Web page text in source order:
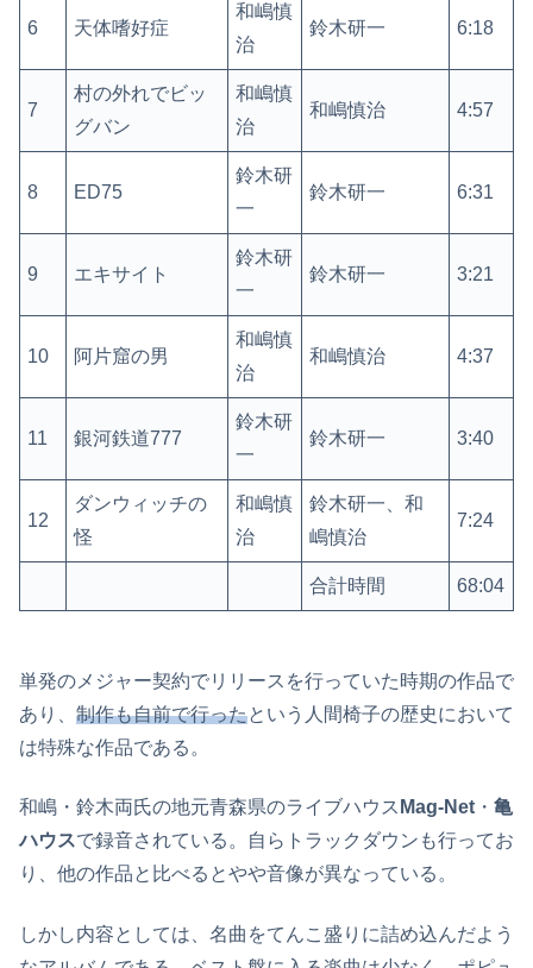
6 天体嗜好症
和嶋慎
治
鈴木研一 6:18
7
村の外れでビッ
グバン
和嶋慎
治
和嶋慎治 4:57
8 ED75
鈴木研
一
鈴木研一 6:31
9 エキサイト
鈴木研
一
鈴木研一 3:21
10 阿片窟の男
和嶋慎
治
和嶋慎治 4:37
11 銀河鉄道777
鈴木研
一
鈴木研一 3:40
12
ダンウィッチの
怪
和嶋慎
治
鈴木研一、和
嶋慎治
7:24
合計時間 68:04
単発のメジャー契約でリリースを行っていた時期の作品で
あり、 制作も自前で行ったという人間椅子の歴史において
は特殊な作品である。
和嶋・鈴木両氏の地元青森県のライブハウス Mag-Net ・ 亀
ハウスで録音されている。自らトラックダウンも行ってお
り、他の作品と比べるとやや音像が異なっている。
しかし内容としては、名曲をてんこ盛りに詰め込んだよう